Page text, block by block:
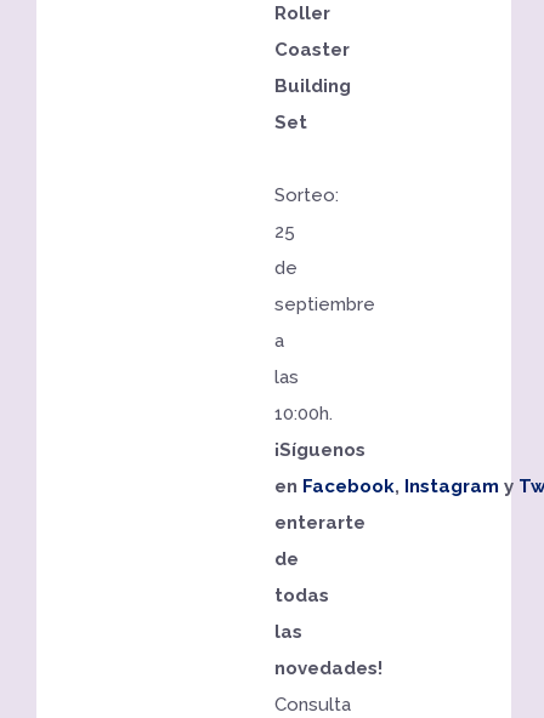
Roller
Coaster
Building
Set
Sorteo:
25
de
septiembre
a
las
10:00h.
¡Síguenos
en Facebook, Instagram y
enterarte
de
todas
las
novedades!
Consulta